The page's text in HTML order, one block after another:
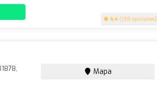
4.4 (198 opiniones)
Mapa